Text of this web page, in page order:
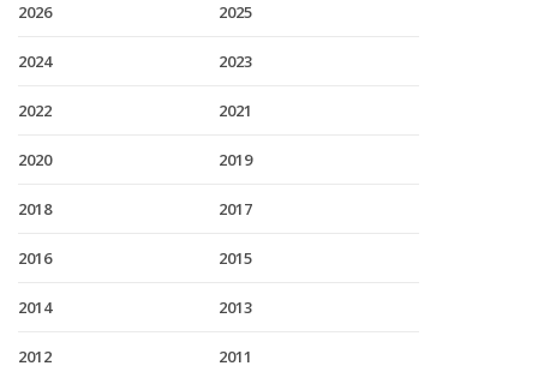
2026 2025
2024 2023
2022 2021
2020 2019
2018 2017
2016 2015
2014 2013
2012 2011